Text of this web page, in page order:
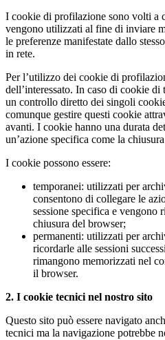
I cookie di profilazione sono volti a
vengono utilizzati al fine di inviare
le preferenze manifestate dallo
in rete.
Per l’utilizzo dei cookie di
dell’interessato. In caso di cookie di
un controllo diretto dei singoli
comunque gestire questi cookie
avanti. I cookie hanno una durata
un’azione specifica come la
I cookie possono essere:
temporanei: utilizzati per
consentono di collegare le
sessione specifica e vengono
chiusura del browser;
permanenti: utilizzati per
ricordarle alle sessioni
rimangono memorizzati nel
il browser.
2. I cookie tecnici nel nostro sito
Questo sito può essere navigato
tecnici ma la navigazione potrebbe